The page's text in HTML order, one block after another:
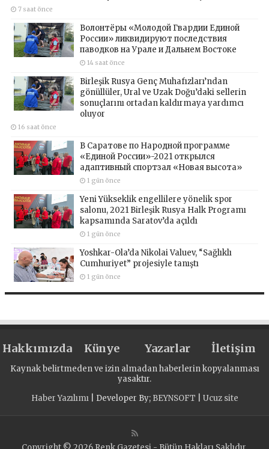
7 saat önce
Волонтёры «Молодой Гвардии Единой
России» ликвидируют последствия
паводков на Урале и Дальнем Востоке
14 saat önce
Birleşik Rusya Genç Muhafızları’ndan
gönüllüler, Ural ve Uzak Doğu’daki sellerin
sonuçlarını ortadan kaldırmaya yardımcı
oluyor
16 saat önce
В Саратове по Народной программе
«Единой России»-2021 открылся
адаптивный спортзал «Новая высота»
1 gün önce
Yeni Yükseklik engellilere yönelik spor
salonu, 2021 Birleşik Rusya Halk Programı
kapsamında Saratov’da açıldı
1 gün önce
Yoshkar-Ola’da Nikolai Valuev, “Sağlıklı
Cumhuriyet” projesiyle tanıştı
1 gün önce
Hakkımızda Künye Yazarlar İletişim
Kaynak belirtmeden ve izin almadan haberlerin kopyalanması
yasaktır.
Haber Yazılımı| Developer By; BEYNSOFT Ucuz site